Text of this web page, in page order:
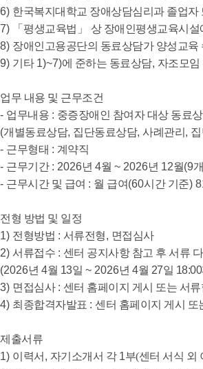
6) 한국복지대학교 장애상담심리과 졸업자
7)
「 평생교육법 」 상 장애인평생교육시
8) 장애인고용공단의 동료상담가 양성교육
9) 기타 1)~7)에 준하는 동료상담, 자조모임
업무 내용 및 근무조건
- 업무내용 : 중증장애인 참여자 대상 동료
(개별동료상담, 집단동료상담, 사례관리 ,
- 근무형태 : 계약직
- 근무기간 : 2026년 4월 ~ 2026년 12월(9
- 근무시간 및 급여 : 월 급여(60시간 기준)
전형 방법 및 일정
1) 전형방법 : 서류전형, 면접심사
2) 서류접수 : 센터 공지사항 참고 후 서류
(2026년 4월 13일 ~ 2026년 4월 27일 18:00
3) 면접심사 : 센터 홈페이지 게시 또는 서
4) 최종합격자발표 : 센터 홈페이지 게시 또
제출서류
1) 이력서 , 자기소개서 각 1부(센터 서식 외